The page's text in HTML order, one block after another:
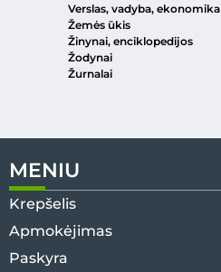
Verslas, vadyba, ekonomika
Žemės ūkis
Žinynai, enciklopedijos
Žodynai
Žurnalai
MENIU
Krepšelis
Apmokėjimas
Paskyra